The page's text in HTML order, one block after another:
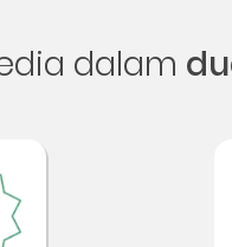
dalam